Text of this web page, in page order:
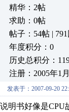
精华：2帖
求助：0帖
帖子：54帖 | 791
年度积分：0
历史总积分：
注册：2005年1
发表于：2007-09-20
说明书好像是CPU